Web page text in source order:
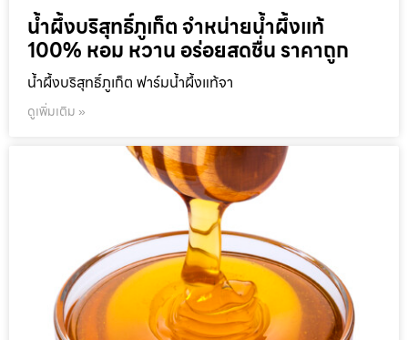
น้ำผึ้งบริสุทธิ์ภูเก็ต จำหน่ายน้ำผึ้งแท้
100% หอม หวาน อร่อยสดชื่น ราคาถูก
น้ำผึ้งบริสุทธิ์ภูเก็ต ฟาร์มน้ำผึ้งแท้จา
ดูเพิ่มเติม »